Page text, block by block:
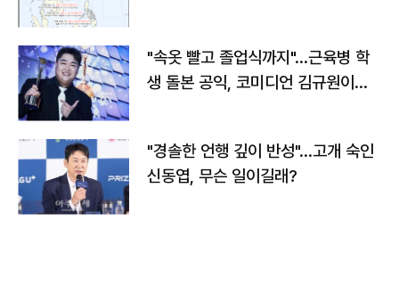
"속옷 빨고 졸업식까지"…근육병 학
생 돌본 공익, 코미디언 김규원이었
"경솔한 언행 깊이 반성"…고개 숙인
신동엽, 무슨 일이길래?